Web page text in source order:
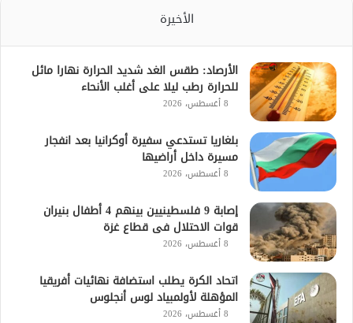
الأخيرة
الأرصاد: طقس الغد شديد الحرارة نهارا مائل
للحرارة رطب ليلا على أغلب الأنحاء
8 أغسطس، 2026
بلغاريا تستدعي سفيرة أوكرانيا بعد انفجار
مسيرة داخل أراضيها
8 أغسطس، 2026
إصابة 9 فلسطينيين بينهم 4 أطفال بنيران
قوات الاحتلال فى قطاع غزة
8 أغسطس، 2026
اتحاد الكرة يطلب استضافة نهائيات أفريقيا
المؤهلة لأولمبياد لوس أنجلوس
8 أغسطس، 2026